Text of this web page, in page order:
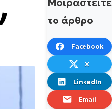
Μοιραστείτε
το άρθρο
Facebook
X
LinkedIn
Email